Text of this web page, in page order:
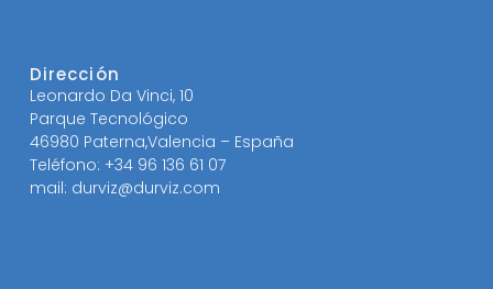
Dirección
Leonardo Da Vinci, 10
Parque Tecnológico
46980 Paterna,Valencia – España
Teléfono: +34 96 136 61 07
mail: durviz@durviz.com